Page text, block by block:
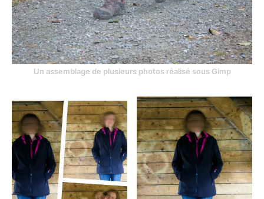
Un assemblage de plusieurs photos réalisé sous Gimp